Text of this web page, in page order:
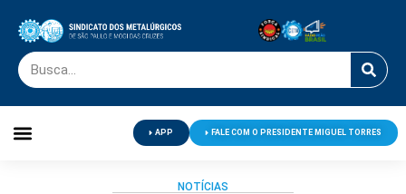
APP FALE COM O PRESIDENTE MIGUEL TORRES
NOTÍCIAS